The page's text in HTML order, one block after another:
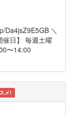
Da4jsZ9E5GB ＼
日】 毎週土曜
〜14:00
メ!